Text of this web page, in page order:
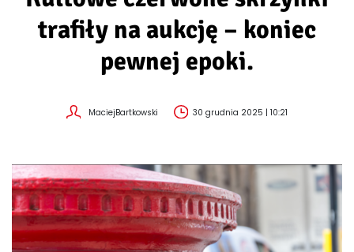
trafiły na aukcję – koniec
pewnej epoki.
MaciejBartkowski 30 grudnia 2025 | 10:21